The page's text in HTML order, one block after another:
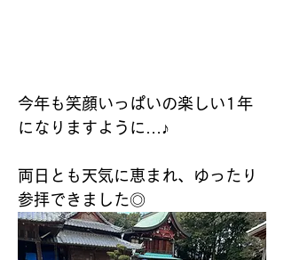
今年も笑顔いっぱいの楽しい1年
になりますように…♪
両日とも天気に恵まれ、ゆったり
参拝できました◎